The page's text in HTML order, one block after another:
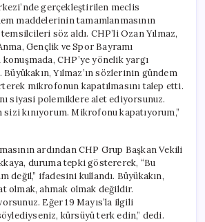
gerçekleştirilen meclis
maddelerinin tamamlanmasının
söz aldı. CHP’li Ozan Yılmaz,
Gençlik ve Spor Bayramı
konuşmada, CHP’ye yönelik yargı
Yılmaz’ın sözlerinin gündem
mikrofonun kapatılmasını talep etti.
siyasi polemiklere alet ediyorsunuz.
sizi kınıyorum. Mikrofonu kapatıyorum,”
ardından CHP Grup Başkan Vekili
duruma tepki göstererek, “Bu
değil,” ifadesini kullandı. Büyükakın,
olmak, ahmak olmak değildir.
Eğer 19 Mayıs’la ilgili
kürsüyü terk edin,” dedi.